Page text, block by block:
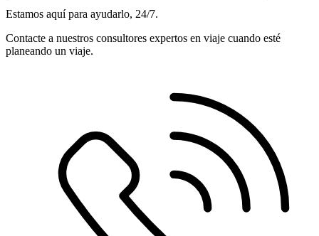
Estamos aquí para ayudarlo, 24/7.
Contacte a nuestros consultores expertos en viaje cuando esté
planeando un viaje.